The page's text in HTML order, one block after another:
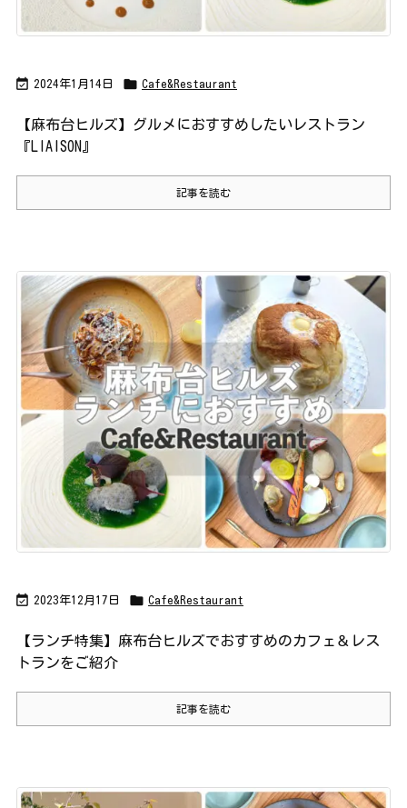
 2024年1月14日  Cafe&Restaurant
【麻布台ヒルズ】グルメにおすすめしたいレストラン
『LIAISON』
記事を読む
 2023年12月17日  Cafe&Restaurant
【ランチ特集】麻布台ヒルズでおすすめのカフェ＆レス
トランをご紹介
記事を読む